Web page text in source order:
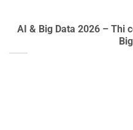
AI & Big Data 2026 – Thi